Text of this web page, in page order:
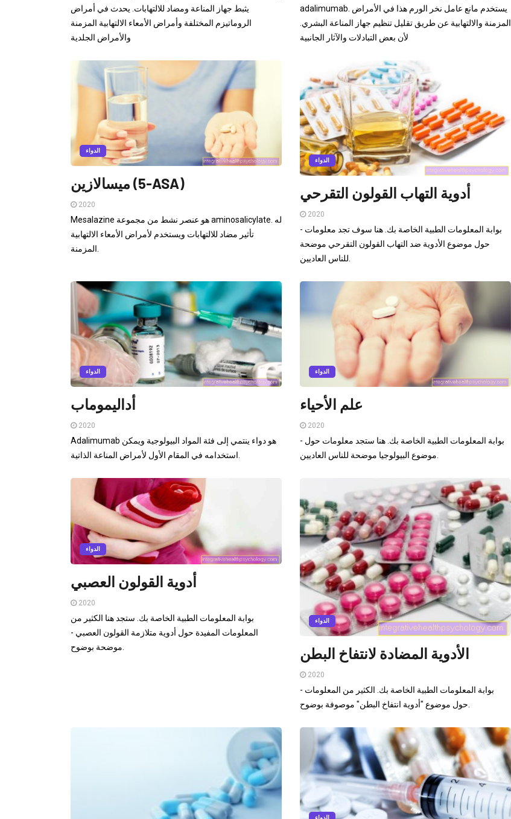
يثبط جهاز المناعة ومضاد للالتهابات. يحدث في أمراض
الروماتيزم المختلفة وأمراض الأمعاء الالتهابية المزمنة
والأمراض الجلدية
adalimumab. يستخدم مانع عامل نخر الورم هذا في الأمراض
المزمنة والالتهابية عن طريق تقليل تنظيم جهاز المناعة البشري.
لأن بعض التبادلات والآثار الجانبية
الدواء
ميسالازين (5-ASA)
2020
Mesalazine هو عنصر نشط من مجموعة aminosalicylate. له
تأثير مضاد للالتهابات ويستخدم لأمراض الأمعاء الالتهابية
المزمنة.
الدواء
أدوية التهاب القولون التقرحي
2020
- بوابة المعلومات الطبية الخاصة بك. هنا سوف تجد معلومات
حول موضوع الأدوية ضد التهاب القولون التقرحي موضحة
للناس العاديين.
الدواء
أداليموماب
2020
Adalimumab هو دواء ينتمي إلى فئة المواد البيولوجية ويمكن
استخدامه في المقام الأول لأمراض المناعة الذاتية.
الدواء
علم الأحياء
2020
- بوابة المعلومات الطبية الخاصة بك. هنا ستجد معلومات حول
موضوع البيولوجيا موضحة للناس العاديين.
الدواء
أدوية القولون العصبي
2020
بوابة المعلومات الطبية الخاصة بك. ستجد هنا الكثير من
المعلومات المفيدة حول أدوية متلازمة القولون العصبي -
الدواء
الأدوية المضادة لانتفاخ البطن
2020
- بوابة المعلومات الطبية الخاصة بك. الكثير من المعلومات
حول موضوع "أدوية انتفاخ البطن" موصوفة بوضوح.